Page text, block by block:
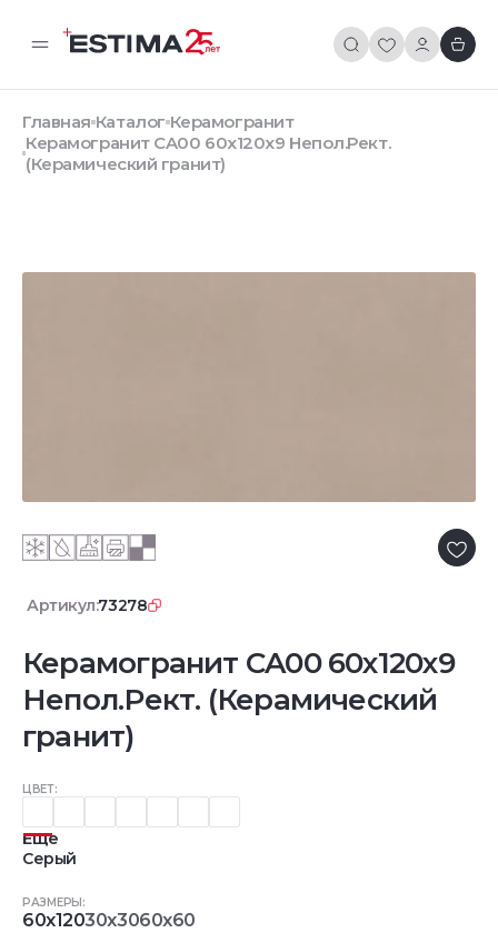
Главная Каталог Керамогранит
Керамогранит CA00 60x120x9 Непол.Рект.
(Керамический гранит)
Артикул:73278
Керамогранит CA00 60x120x9
Непол.Рект. (Керамический
гранит)
ЦВЕТ:
Еще
Серый
РАЗМЕРЫ:
60x12030x3060x60